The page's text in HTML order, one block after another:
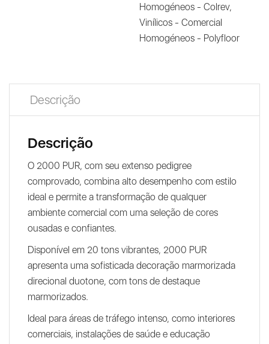
Homogéneos - Colrev,
Vinílicos - Comercial
Homogéneos - Polyfloor
Descrição
Descrição
O 2000 PUR, com seu extenso pedigree
comprovado, combina alto desempenho com estilo
ideal e permite a transformação de qualquer
ambiente comercial com uma seleção de cores
ousadas e confiantes.
Disponível em 20 tons vibrantes, 2000 PUR
apresenta uma sofisticada decoração marmorizada
direcional duotone, com tons de destaque
marmorizados.
Ideal para áreas de tráfego intenso, como interiores
comerciais, instalações de saúde e educação